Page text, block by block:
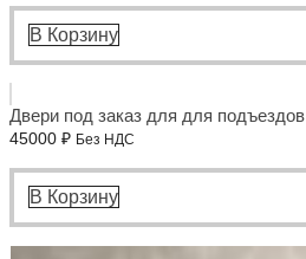
составляла
42900 ₽.
38000 ₽.
В Корзину
Двери под заказ для для
45000 ₽ Без НДС
В Корзину